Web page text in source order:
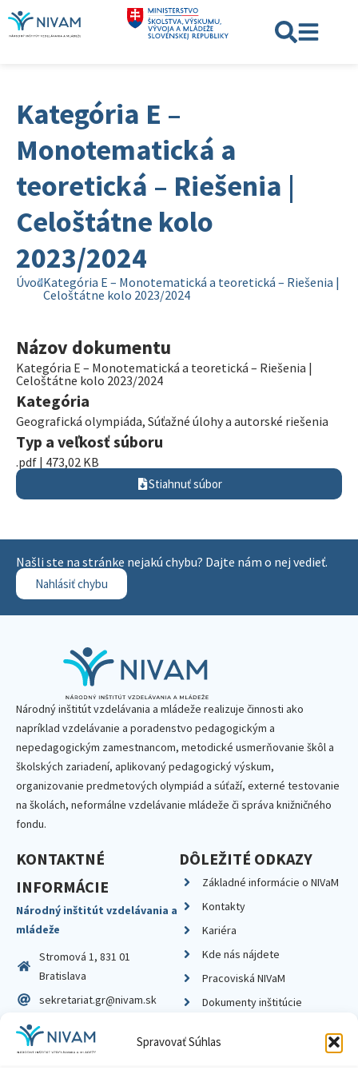
Spravovať Súhlas
Kategória E –
Monotematická a
teoretická – Riešenia |
Celoštátne kolo
2023/2024
ÚvodKategória E – Monotematická a teoretická – Riešenia |
Celoštátne kolo 2023/2024
Názov dokumentu
Kategória E – Monotematická a teoretická – Riešenia |
Celoštátne kolo 2023/2024
Kategória
Geografická olympiáda, Súťažné úlohy a autorské riešenia
Typ a veľkosť súboru
.pdf | 473,02 KB
Stiahnuť súbor
Našli ste na stránke nejakú chybu? Dajte nám o nej vedieť.
Nahlásiť chybu
Národný inštitút vzdelávania a mládeže realizuje činnosti ako
napríklad vzdelávanie a poradenstvo pedagogickým a
nepedagogickým zamestnancom, metodické usmerňovanie škôl a
školských zariadení, aplikovaný pedagogický výskum,
organizovanie predmetových olympiád a súťaží, externé testovanie
na školách, neformálne vzdelávanie mládeže či správa knižničného
fondu.
KONTAKTNÉ
INFORMÁCIE
Národný inštitút vzdelávania a
mládeže
Stromová 1, 831 01
Bratislava
sekretariat.gr@nivam.sk
IČO: 00164348
DIČ: 2020798714
DÔLEŽITÉ ODKAZY
Základné informácie o NIVaM
Kontakty
Kariéra
Kde nás nájdete
Pracoviská NIVaM
Dokumenty inštitúcie